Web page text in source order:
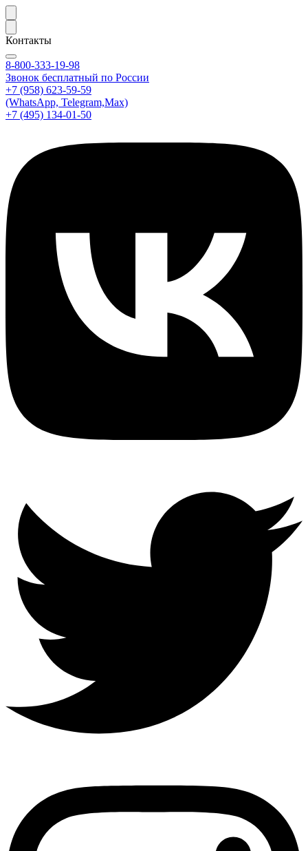
Контакты
8-800-333-19-98
Звонок бесплатный по России
+7 (958) 623-59-59
(WhatsApp, Telegram,Max)
+7 (495) 134-01-50